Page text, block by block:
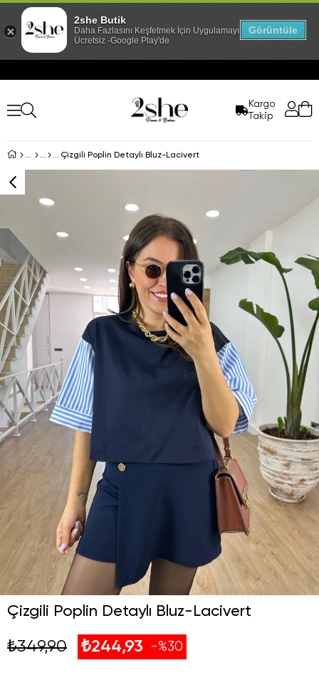
Kargo
Takip
Çizgili Poplin Detaylı Bluz-Lacivert
Çizgili Poplin Detaylı Bluz-Lacivert
₺349,90 ₺244,93 30
2she Butik
Daha Fazlasını Keşfetmek İçin Uygulamayı İndir!
Ücretsiz -Google Play'de
Görüntüle